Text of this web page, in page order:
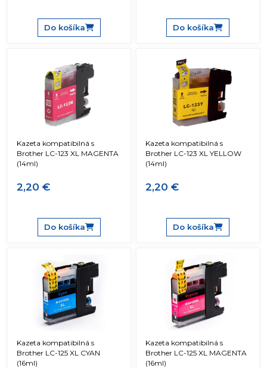
Do košíka Do košíka
Kazeta kompatibilná s
Brother LC-123 XL MAGENTA
(14ml)
2,20 €
Do košíka
Kazeta kompatibilná s
Brother LC-123 XL YELLOW
(14ml)
2,20 €
Do košíka
Kazeta kompatibilná s
Brother LC-125 XL CYAN
(16ml)
Kazeta kompatibilná s
Brother LC-125 XL MAGENTA
(16ml)